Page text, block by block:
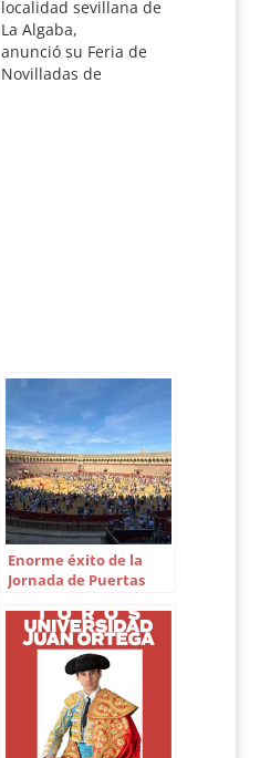
localidad sevillana de
La Algaba,
anunció su Feria de
Novilladas de
Enorme éxito de la
Jornada de Puertas
Maestranza